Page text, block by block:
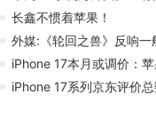
长鑫不惯着苹果！